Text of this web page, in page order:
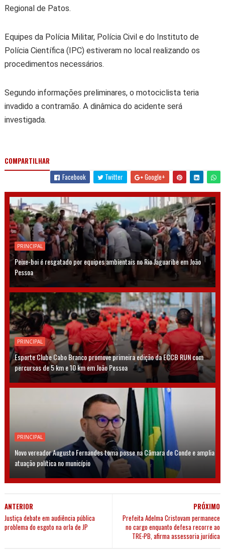
Regional de Patos.
Equipes da Polícia Militar, Polícia Civil e do Instituto de
Polícia Científica (IPC) estiveram no local realizando os
procedimentos necessários.
Segundo informações preliminares, o motociclista teria
invadido a contramão. A dinâmica do acidente será
investigada.
COMPARTILHAR
Facebook
Twitter Google+
PRINCIPAL
Peixe-boi é resgatado por equipes ambientais no Rio Jaguaribe em João
Pessoa
PRINCIPAL
Esporte Clube Cabo Branco promove primeira edição da ECCB RUN com
percursos de 5 km e 10 km em João Pessoa
PRINCIPAL
Novo vereador Augusto Fernandes toma posse na Câmara de Conde e amplia
atuação política no município
PRÓXIMO
Prefeita Adelma Cristovam permanece
no cargo enquanto defesa recorre ao
TRE-PB, afirma assessoria jurídica
ANTERIOR
Justiça debate em audiência pública
problema do esgoto na orla de JP